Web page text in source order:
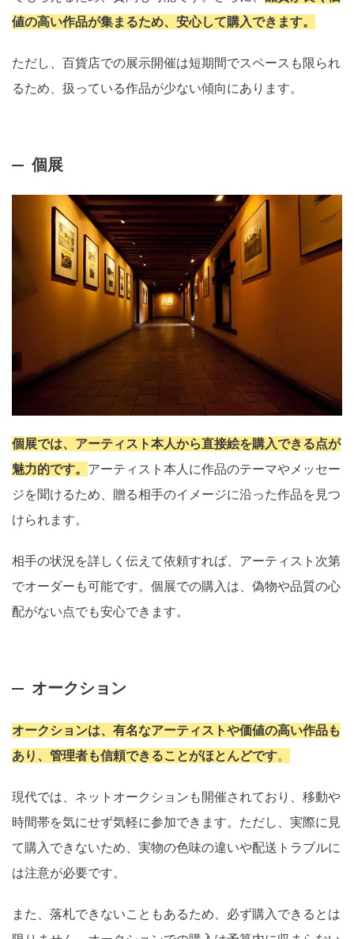
値の高い作品が集まるため、安心して購入できます。
ただし、百貨店での展示開催は短期間でスペースも限られ
るため、扱っている作品が少ない傾向にあります。
個展
個展では、アーティスト本人から直接絵を購入できる点が
魅力的です。 アーティスト本人に作品のテーマやメッセー
ジを聞けるため、贈る相手のイメージに沿った作品を見つ
けられます。
相手の状況を詳しく伝えて依頼すれば、アーティスト次第
でオーダーも可能です。個展での購入は、偽物や品質の心
配がない点でも安心できます。
オークション
オークションは、有名なアーティストや価値の高い作品も
あり、管理者も信頼できることがほとんどです。
現代では、ネットオークションも開催されており、移動や
時間帯を気にせず気軽に参加できます。ただし、実際に見
て購入できないため、実物の色味の違いや配送トラブルに
は注意が必要です。
また、落札できないこともあるため、必ず購入できるとは